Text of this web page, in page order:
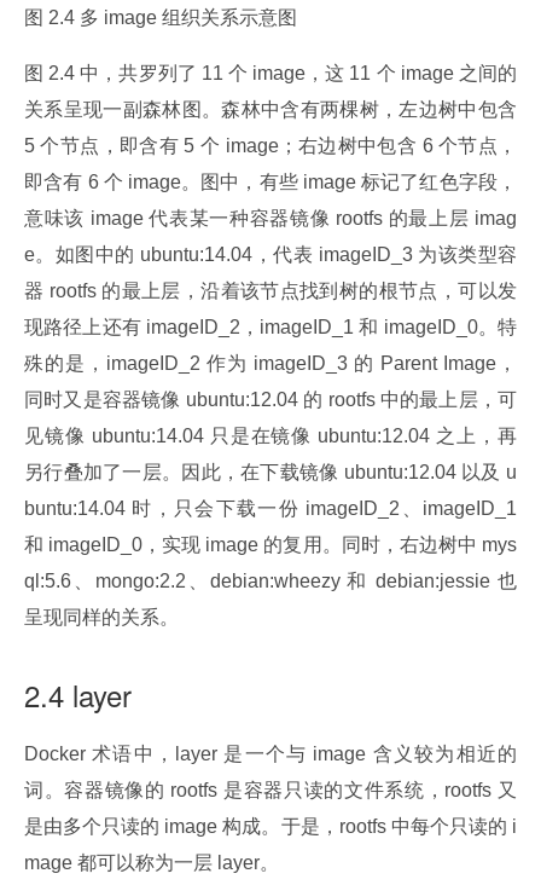
图 2.4 多 image 组织关系示意图
图 2.4 中，共罗列了 11 个 image，这 11 个 image 之间的
关系呈现一副森林图。森林中含有两棵树，左边树中包含
5 个节点，即含有 5 个 image；右边树中包含 6 个节点，
即含有 6 个 image。图中，有些 image 标记了红色字段，
意味该 image 代表某一种容器镜像 rootfs 的最上层 imag
e。如图中的 ubuntu:14.04，代表 imageID_3 为该类型容
器 rootfs 的最上层，沿着该节点找到树的根节点，可以发
现路径上还有 imageID_2，imageID_1 和 imageID_0。特
殊的是，imageID_2 作为 imageID_3 的 Parent Image，
同时又是容器镜像 ubuntu:12.04 的 rootfs 中的最上层，可
见镜像 ubuntu:14.04 只是在镜像 ubuntu:12.04 之上，再
另行叠加了一层。因此，在下载镜像 ubuntu:12.04 以及 u
buntu:14.04 时，只会下载一份 imageID_2、imageID_1
和 imageID_0，实现 image 的复用。同时，右边树中 mys
ql:5.6、mongo:2.2、debian:wheezy 和 debian:jessie 也
呈现同样的关系。
2.4 layer
Docker 术语中，layer 是一个与 image 含义较为相近的
词。容器镜像的 rootfs 是容器只读的文件系统，rootfs 又
是由多个只读的 image 构成。于是，rootfs 中每个只读的 i
mage 都可以称为一层 layer。